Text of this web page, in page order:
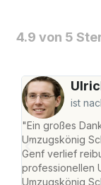
4.9 von 5
ist
"Ein großes
Umzugskönig
Genf verlief
professionellen
Umzugskönig